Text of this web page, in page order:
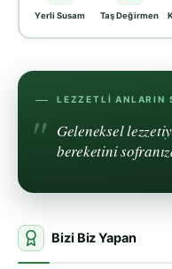
Yerli Susam Taş Değirmen
LEZZETLI ANLARIN
Geleneksel
bereketini
Bizi Biz Yapan